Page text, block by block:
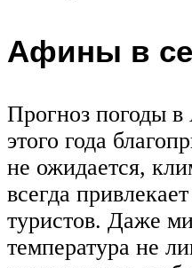
Афины в
Прогноз погоды
этого года
не ожидается,
всегда
туристов. Даже
температура не